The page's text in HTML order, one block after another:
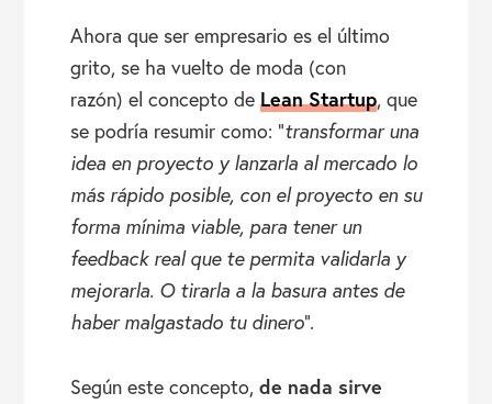
Ahora que ser empresario es el último
grito, se ha vuelto de moda (con
razón) el concepto de Lean Startup, que
se podría resumir como: “transformar una
idea en proyecto y lanzarla al mercado lo
más rápido posible, con el proyecto en su
forma mínima viable, para tener un
feedback real que te permita validarla y
mejorarla. O tirarla a la basura antes de
haber malgastado tu dinero”.
Según este concepto, de nada sirve